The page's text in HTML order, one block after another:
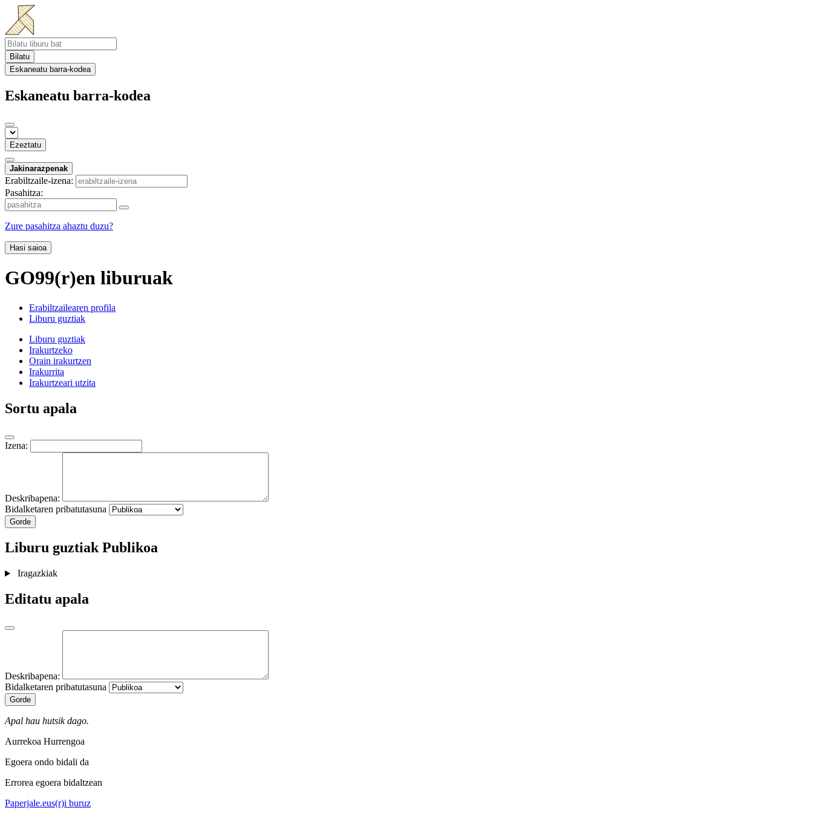
Bilatu
Eskaneatu barra-kodea
Eskaneatu barra-kodea
Ezeztatu
Jakinarazpenak
Erabiltzaile-izena:
Pasahitza:
Zure pasahitza ahaztu duzu?
Hasi saioa
GO99(r)en liburuak
Erabiltzailearen profila
Liburu guztiak
Liburu guztiak
Irakurtzeko
Orain irakurtzen
Irakurrita
Irakurtzeari utzita
Sortu apala
Izena:
Deskribapena:
Bidalketaren pribatutasuna
Gorde
Liburu guztiakPublikoa
Iragazkiak
Editatu apala
Deskribapena:
Bidalketaren pribatutasuna
Gorde
Apal hau hutsik dago.
Aurrekoa Hurrengoa
Egoera ondo bidali da
Errorea egoera bidaltzean
Paperjale.eus(r)i buruz